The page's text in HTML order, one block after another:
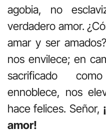
agobia, no
verdadero amor.
amar y ser
nos envilece; en
sacrificado
ennoblece, nos
hace felices. Señor,
amor!